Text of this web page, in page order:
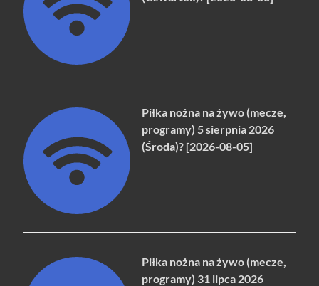
Piłka nożna na żywo (mecze,
programy) 5 sierpnia 2026
(Środa)? [2026-08-05]
Piłka nożna na żywo (mecze,
programy) 31 lipca 2026